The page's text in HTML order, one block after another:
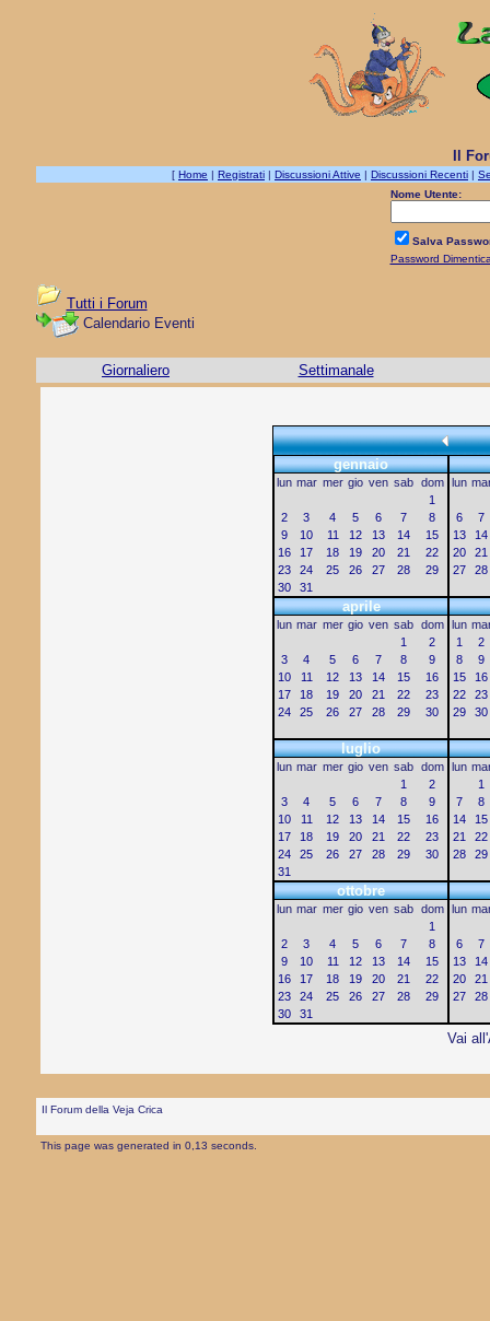
Il
[ Home | Registrati | Discussioni Attive | Discussioni Recenti |
Nome Utente:
Salva
Password
Tutti i Forum
Calendario Eventi
Giornaliero Settimanale
gennaio
lun mar mer gio ven sab dom
1
2
3 4 5 6 7
8
9
10 11 12 13 14
15
16
17 18 19 20 21
22
23
24 25 26 27 28
29
30
31
lun
6
7
13
14
20
21
27
28
aprile
lun mar mer gio ven sab dom
1
2
3
4 5 6 7 8
9
10
11 12 13 14 15
16
17
18 19 20 21 22
23
24
25 26 27 28 29 30
lun
1
2
8
9
15
16
22
23
29
30
luglio
lun mar mer gio ven sab dom
1
2
3
4 5 6 7 8
9
10
11 12 13 14 15
16
17
18 19 20 21 22
23
24
25 26 27 28 29
30
31
lun
1
7
8
14
15
21
22
28
29
ottobre
lun mar mer gio ven sab dom
1
2
3 4 5 6 7
8
9
10 11 12 13 14
15
16
17 18 19 20 21
22
23
24 25 26 27 28
29
30
31
lun
6
7
13
14
20
21
27
28
Vai
Il Forum della Veja Crica
This page was generated in 0,13 seconds.